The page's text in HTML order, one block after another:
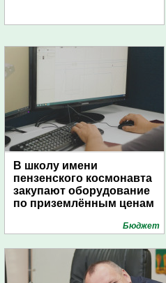
В школу имени
пензенского космонавта
закупают оборудование
по приземлённым ценам
Бюджет